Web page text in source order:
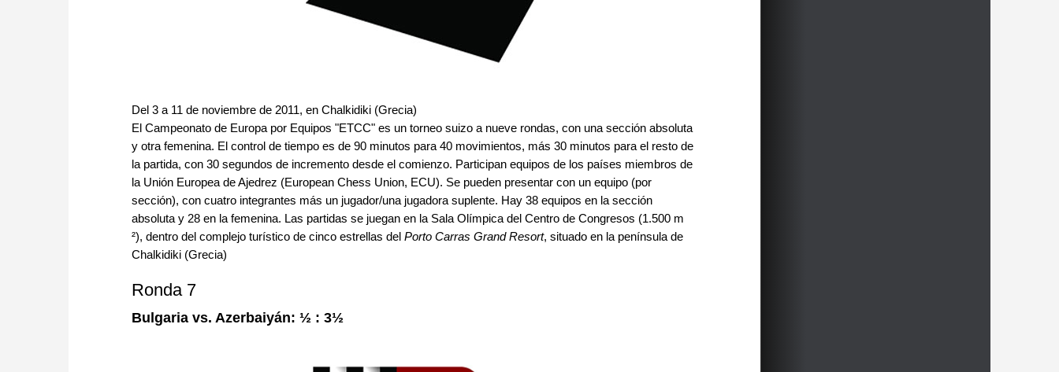
Del 3 a 11 de noviembre de 2011, en Chalkidiki (Grecia)
El Campeonato de Europa por Equipos "ETCC" es un torneo suizo a nueve rondas, con una sección absoluta
y otra femenina. El control de tiempo es de 90 minutos para 40 movimientos, más 30 minutos para el resto de
la partida, con 30 segundos de incremento desde el comienzo. Participan equipos de los países miembros de
la Unión Europea de Ajedrez (European Chess Union, ECU). Se pueden presentar con un equipo (por
sección), con cuatro integrantes más un jugador/una jugadora suplente. Hay 38 equipos en la sección
absoluta y 28 en la femenina. Las partidas se juegan en la Sala Olímpica del Centro de Congresos (1.500 m
²), dentro del complejo turístico de cinco estrellas del Porto Carras Grand Resort, situado en la península de
Chalkidiki (Grecia)
Ronda 7
Bulgaria vs. Azerbaiyán: ½ : 3½